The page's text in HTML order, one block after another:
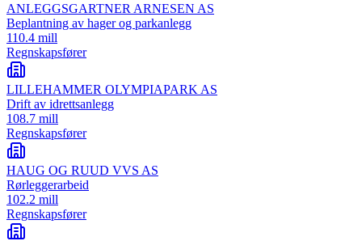
ANLEGGSGARTNER ARNESEN AS
Beplantning av hager og parkanlegg
110.4 mill
Regnskapsfører
LILLEHAMMER OLYMPIAPARK AS
Drift av idrettsanlegg
108.7 mill
Regnskapsfører
HAUG OG RUUD VVS AS
Rørleggerarbeid
102.2 mill
Regnskapsfører